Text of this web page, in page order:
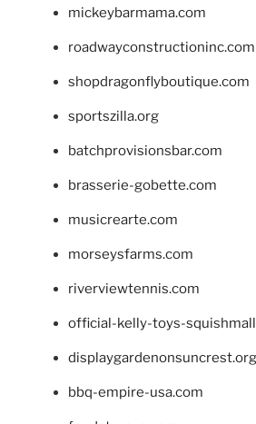
mickeybarmama.com
roadwayconstructioninc.com
shopdragonflyboutique.com
sportszilla.org
batchprovisionsbar.com
brasserie-gobette.com
musicrearte.com
morseysfarms.com
riverviewtennis.com
official-kelly-toys-
displaygardenonsuncrest.org
bbq-empire-usa.com